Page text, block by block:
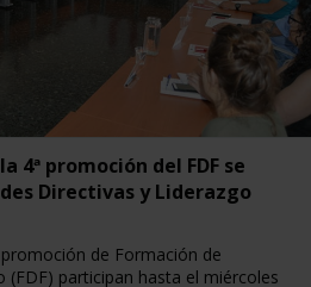
4ª promoción del FDF se
Directivas y Liderazgo
de Formación de
(FDF) participan hasta el miércoles